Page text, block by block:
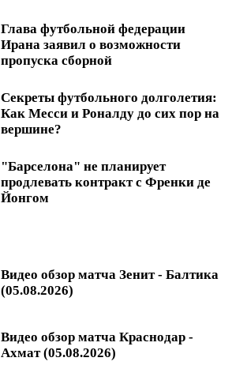
Глава футбольной федерации
Ирана заявил о возможности
пропуска сборной
Секреты футбольного долголетия:
Как Месси и Роналду до сих пор на
вершине?
"Барселона" не планирует
продлевать контракт с Френки де
Йонгом
Видео обзор матча Зенит - Балтика
(05.08.2026)
Видео обзор матча Краснодар -
Ахмат (05.08.2026)